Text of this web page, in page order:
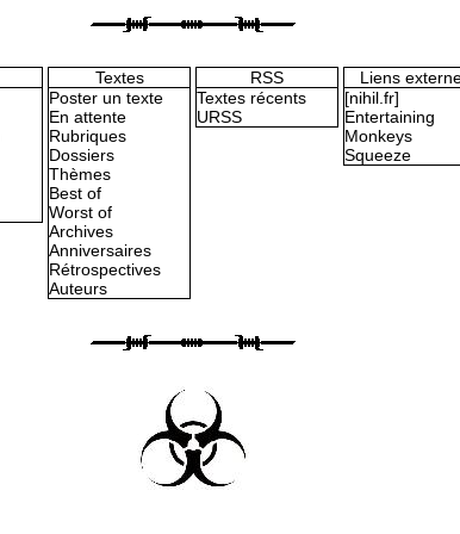
Textes
Poster un texte
En attente
Rubriques
Dossiers
Thèmes
Best of
Worst of
Archives
Anniversaires
Rétrospectives
Auteurs
RSS
Textes récents
URSS
Liens
[nihil.fr]
Entertaining
Monkeys
Squeeze